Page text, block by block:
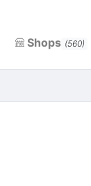
Shops (560)